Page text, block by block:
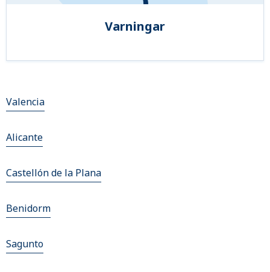
Varningar
Valencia
Alicante
Castellón de la Plana
Benidorm
Sagunto